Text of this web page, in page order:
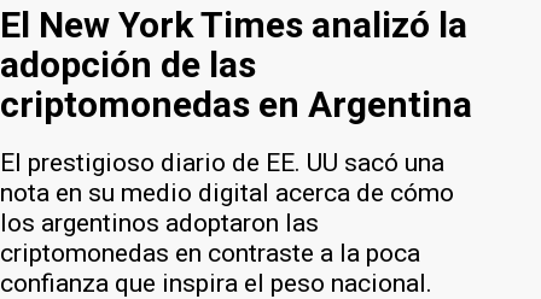
El New York Times analizó la
adopción de las
criptomonedas en Argentina
El prestigioso diario de EE. UU sacó una
nota en su medio digital acerca de cómo
los argentinos adoptaron las
criptomonedas en contraste a la poca
confianza que inspira el peso nacional.